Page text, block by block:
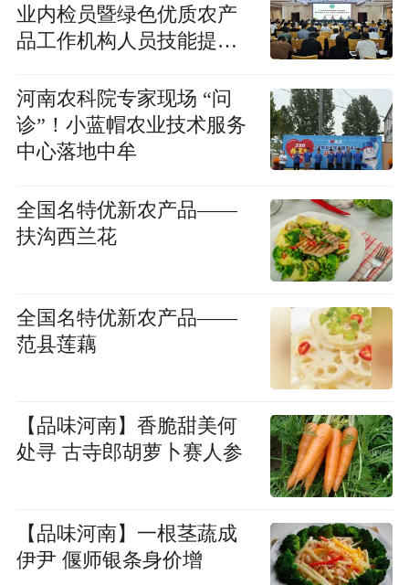
业内检员暨绿色优质农产
品工作机构人员技能提升
河南农科院专家现场 “问
诊”！小蓝帽农业技术服务
中心落地中牟
全国名特优新农产品——
扶沟西兰花
全国名特优新农产品——
范县莲藕
【品味河南】香脆甜美何
处寻 古寺郎胡萝卜赛人参
【品味河南】一根茎蔬成
伊尹 偃师银条身价增